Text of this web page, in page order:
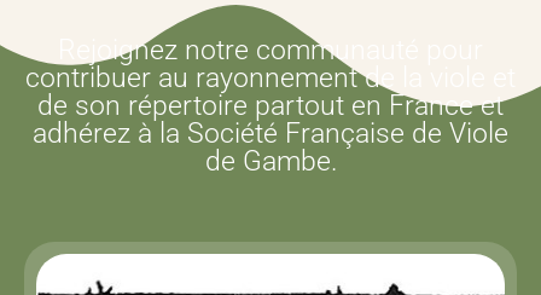
Rejoignez notre communauté pour
contribuer au rayonnement de la viole et
de son répertoire partout en France et
adhérez à la Société Française de Viole
de Gambe.